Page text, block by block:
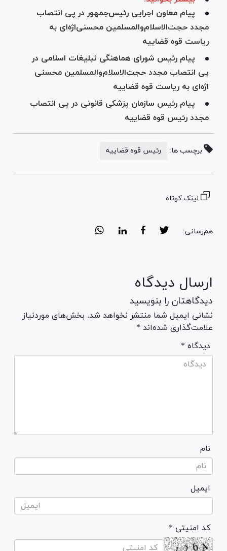
پیام معاون اجرایی رئیس‌جمهور در پی انتصاب
مجدد حجت‌الاسلام‌والمسلمین محسنی‌اژه‌ای به
ریاست قوه قضاییه
پیام رئیس شورای هماهنگی تبلیغات اسلامی در
پی انتصاب مجدد حجت‌الاسلام‌والمسلمین محسنی‌
اژه‌ای به ریاست قوه قضاییه
پیام رئیس سازمان پزشکی قانونی در پی انتصاب
مجدد رئیس قوه قضاییه
برچسب ها: رئیس قوه قضاییه
لینک کوتاه
هم‌رسانی:
ارسال دیدگاه
دیدگاهتان را بنویسید
نشانی ایمیل شما منتشر نخواهد شد. بخش‌های موردنیاز
علامت‌گذاری شده‌اند *
* دیدگاه
نام
ایمیل
* کد امنیتی